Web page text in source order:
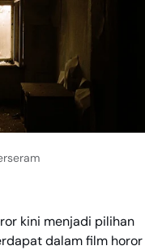
kini menjadi pilihan
dalam film horor